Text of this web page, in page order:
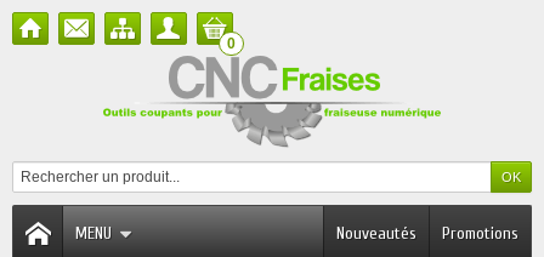
0
MENU Promotions
Nouveautés